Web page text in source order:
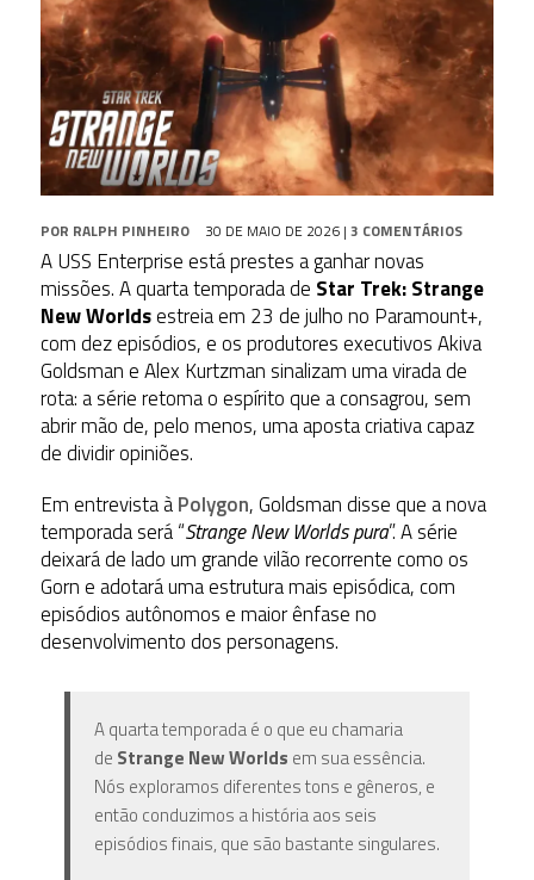
POR RALPH PINHEIRO 30 DE MAIO DE 2026| 3 COMENTÁRIOS
A USS Enterprise está prestes a ganhar novas
missões. A quarta temporada de Star Trek: Strange
New Worldsestreia em 23 de julho no Paramount+,
com dez episódios, e os produtores executivos Akiva
Goldsman e Alex Kurtzman sinalizam uma virada de
rota: a série retoma o espírito que a consagrou, sem
abrir mão de, pelo menos, uma aposta criativa capaz
de dividir opiniões.
Em entrevistaàPolygon, Goldsman disse que a nova
temporada será “Strange New Worlds pura”. A série
deixará de lado um grande vilão recorrente como os
Gorn e adotará uma estrutura mais episódica, com
episódios autônomos e maior ênfase no
desenvolvimento dos personagens.
A quarta temporada é o que eu chamaria
de Strange New Worlds em sua essência.
Nós exploramos diferentes tons e gêneros, e
então conduzimos a história aos seis
episódios finais, que são bastante singulares.